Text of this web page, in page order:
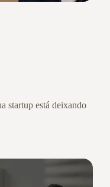
startup está deixando